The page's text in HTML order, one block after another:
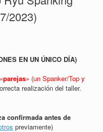
2023)
EN UN ÚNICO DÍA)
parejas» (un Spanker/Top y
realización del taller.
confirmada antes de
previamente)